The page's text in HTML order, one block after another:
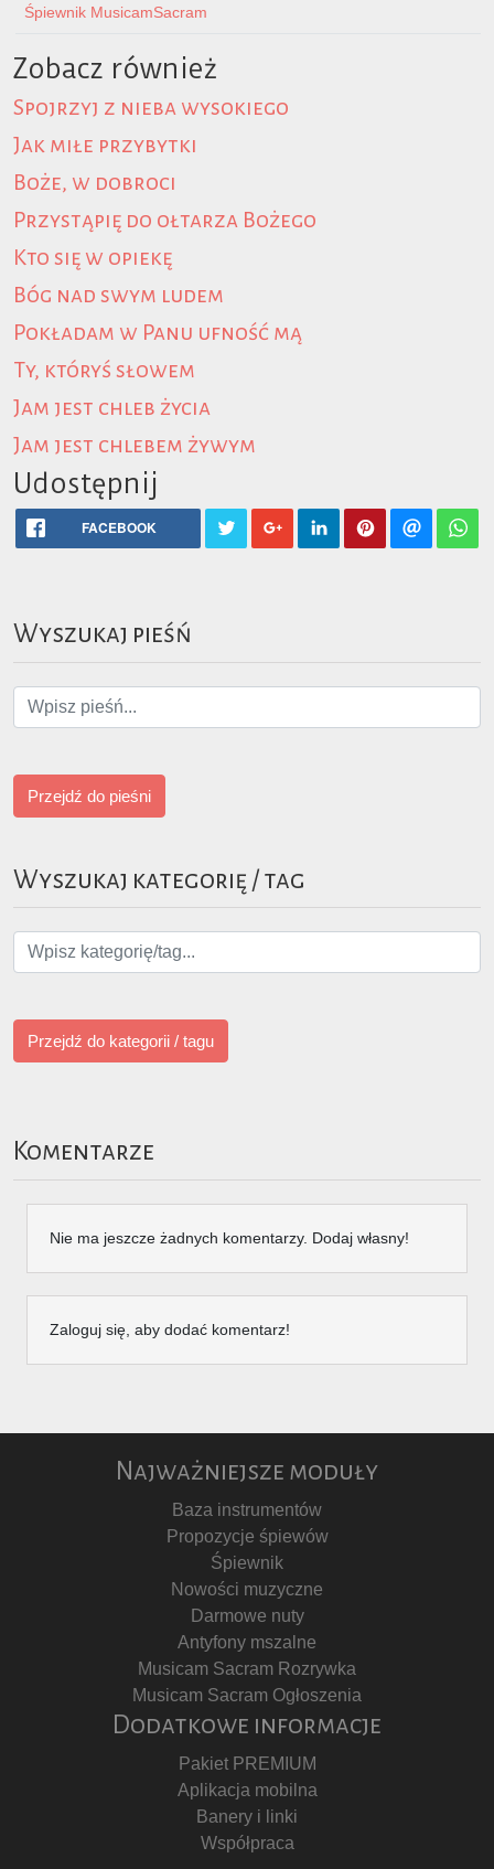
Śpiewnik MusicamSacram
Zobacz również
Spojrzyj z nieba wysokiego
Jak miłe przybytki
Boże, w dobroci
Przystąpię do ołtarza Bożego
Kto się w opiekę
Bóg nad swym ludem
Pokładam w Panu ufność mą
Ty, któryś słowem
Jam jest chleb życia
Jam jest chlebem żywym
Udostępnij
FACEBOOK
Wyszukaj pieśń
Przejdź do pieśni
Wyszukaj kategorię / tag
Przejdź do kategorii / tagu
Komentarze
Nie ma jeszcze żadnych komentarzy. Dodaj własny!
Zaloguj się, aby dodać komentarz!
Najważniejsze moduły
Baza instrumentów
Propozycje śpiewów
Śpiewnik
Nowości muzyczne
Darmowe nuty
Antyfony mszalne
Musicam Sacram Rozrywka
Musicam Sacram Ogłoszenia
Dodatkowe informacje
Pakiet PREMIUM
Aplikacja mobilna
Banery i linki
Współpraca